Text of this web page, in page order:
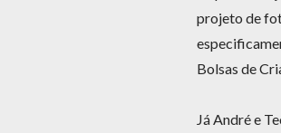
projeto de
Bolsas de
Já André e